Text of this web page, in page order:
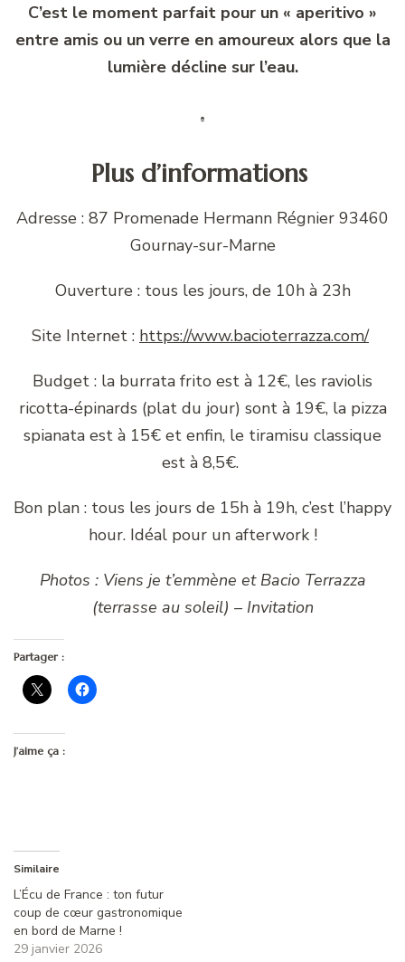
C’est le moment parfait pour un « aperitivo »
entre amis ou un verre en amoureux alors que la
lumière décline sur l’eau.
Plus d’informations
Adresse : 87 Promenade Hermann Régnier 93460
Gournay-sur-Marne
Ouverture : tous les jours, de 10h à 23h
Site Internet : https://www.bacioterrazza.com/
Budget : la burrata frito est à 12€, les raviolis
ricotta-épinards (plat du jour) sont à 19€, la pizza
spianata est à 15€ et enfin, le tiramisu classique
est à 8,5€.
Bon plan : tous les jours de 15h à 19h, c’est l’happy
hour. Idéal pour un afterwork !
Photos : Viens je t’emmène et Bacio Terrazza
(terrasse au soleil) – Invitation
Partager :
J’aime ça :
Similaire
L’Écu de France : ton futur
coup de cœur gastronomique
en bord de Marne !
29 janvier 2026